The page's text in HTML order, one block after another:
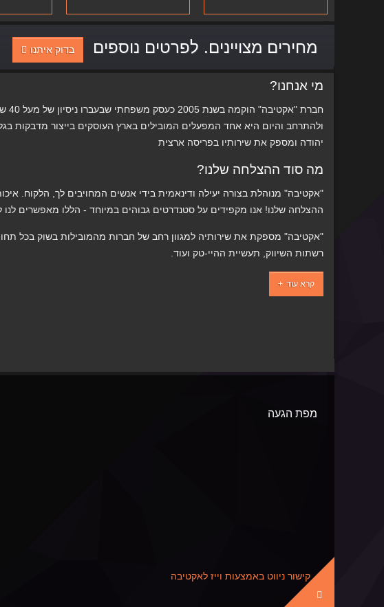
מחירים מצויינים. לפרטים נוספים בדוק איתנו
מי אנחנו?
ולהתרחב והיום היא אחד המפעלים המובילים בארץ העוסקים בייצור מדבקות
יהודה ומספק את שירותיו בפריסה ארצית
מה סוד ההצלחה שלנו?
"אקטיבה" מנוהלת בצורה יעילה ודינאמית בידי אנשים המחויבים לך, הלקוח.
ההצלחה שלנו! אנו מקפידים על סטנדרטים גבוהים במיוחד - הללו מאפשרים לנו
"אקטיבה" מספקת את שירותיה למגוון רחב של חברות מהמובילות בשוק בכל
רשתות השיווק, תעשיית ההיי-טק ועוד.
קרא עוד
מפת הגעה
קישור ניווט באמצעות וייז לאקטיבה